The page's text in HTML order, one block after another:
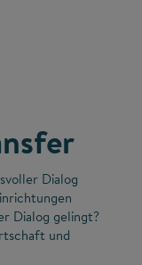
Dialog
Dialog gelingt?
und